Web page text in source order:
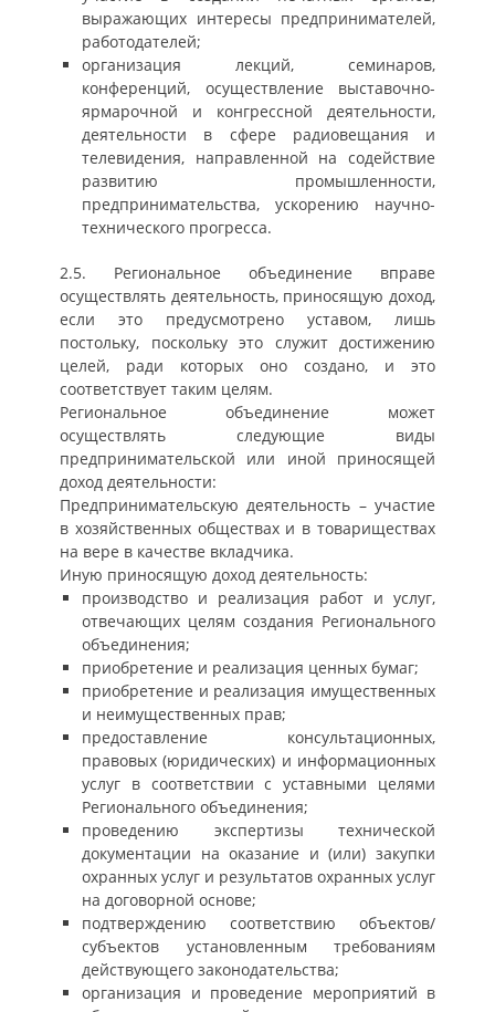
выражающих интересы предпринимателей,
работодателей;
организация лекций, семинаров,
конференций, осуществление выставочно-
ярмарочной и конгрессной деятельности,
деятельности в сфере радиовещания и
телевидения, направленной на содействие
развитию промышленности,
предпринимательства, ускорению научно-
технического прогресса.
2.5. Региональное объединение вправе
осуществлять деятельность, приносящую доход,
если это предусмотрено уставом, лишь
постольку, поскольку это служит достижению
целей, ради которых оно создано, и это
соответствует таким целям.
Региональное объединение может
осуществлять следующие виды
предпринимательской или иной приносящей
доход деятельности:
Предпринимательскую деятельность – участие
в хозяйственных обществах и в товариществах
на вере в качестве вкладчика.
Иную приносящую доход деятельность:
производство и реализация работ и услуг,
отвечающих целям создания Регионального
объединения;
приобретение и реализация ценных бумаг;
приобретение и реализация имущественных
и неимущественных прав;
предоставление консультационных,
правовых (юридических) и информационных
услуг в соответствии с уставными целями
Регионального объединения;
проведению экспертизы технической
документации на оказание и (или) закупки
охранных услуг и результатов охранных услуг
на договорной основе;
подтверждению соответствию объектов/
субъектов установленным требованиям
действующего законодательства;
организация и проведение мероприятий в